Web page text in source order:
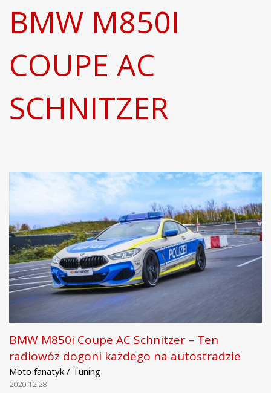
BMW M850I
COUPE AC
SCHNITZER
BMW M850i Coupe AC Schnitzer – Ten
radiowóz dogoni każdego na autostradzie
Moto fanatyk / Tuning
2020.12.28